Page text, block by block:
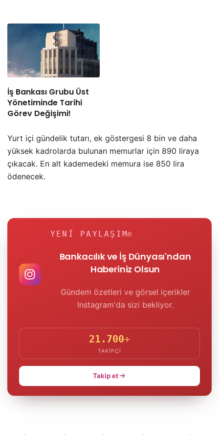
İş Bankası Grubu Üst
Yönetiminde Tarihi
Görev Değişimi!
Yurt içi gündelik tutarı, ek göstergesi 8 bin ve daha
yüksek kadrolarda bulunan memurlar için 890 liraya
çıkacak. En alt kademedeki memura ise 850 lira
ödenecek.
YENI PAYLAŞIM
Bankacılık ve İş Dünyası'ndan
Haberiniz Olsun
Gündem özetleri ve görsel içerikler
Instagram'da sizi bekliyor.
21.700+
TAKIPÇI
Takip et